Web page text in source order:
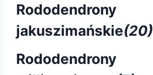
Rododendrony
jakuszimańskie(20)
Rododendrony